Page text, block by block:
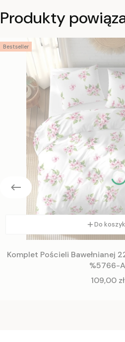
Produkty
Bestseller
Do
Komplet Pościeli Bawełnianej
%5766-A
Cena
109,00 zł